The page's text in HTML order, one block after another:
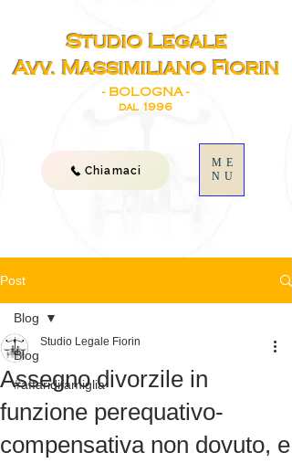
Studio Legale
Avv. Massimiliano Fiorin
- BOLOGNA -
dal 1996
ME
NU
Chiamaci
Post
Blog
#affaridifamiglia
Blog
Assegno divorzile in
funzione perequativo-
compensativa non dovuto, e
Studio Legale Fiorin